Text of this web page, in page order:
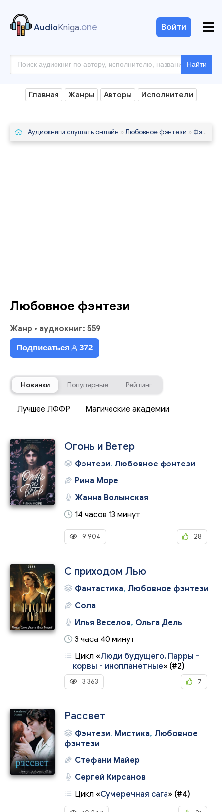
AudioKniga.one
Найти
Войти
Главная Жанры Авторы Исполнители
Аудиокниги слушать онлайн » Любовное фэнтези » Фэнтези
Любовное фэнтези
Жанр • аудиокниг: 559
Подписаться 372
Новинки Популярные Рейтинг
Лучшее ЛФФР Магические академии
Огонь и Ветер
Фэнтези, Любовное фэнтези
Рина Море
Жанна Волынская
14 часов 13 минут
9 904 28
С приходом Лью
Фантастика, Любовное фэнтези
Сола
Илья Веселов, Ольга Дель
3 часа 40 минут
Цикл «Люди будущего. Парры -
корвы - инопланетные» (#2)
3 363 7
Рассвет
Фэнтези, Мистика, Любовное
фэнтези
Стефани Майер
Сергей Кирсанов
Цикл «Сумеречная сага» (#4)